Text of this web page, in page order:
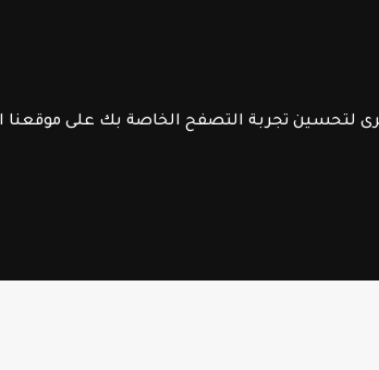
لتحسين تجربة التصفح الخاصة بك على موقعنا